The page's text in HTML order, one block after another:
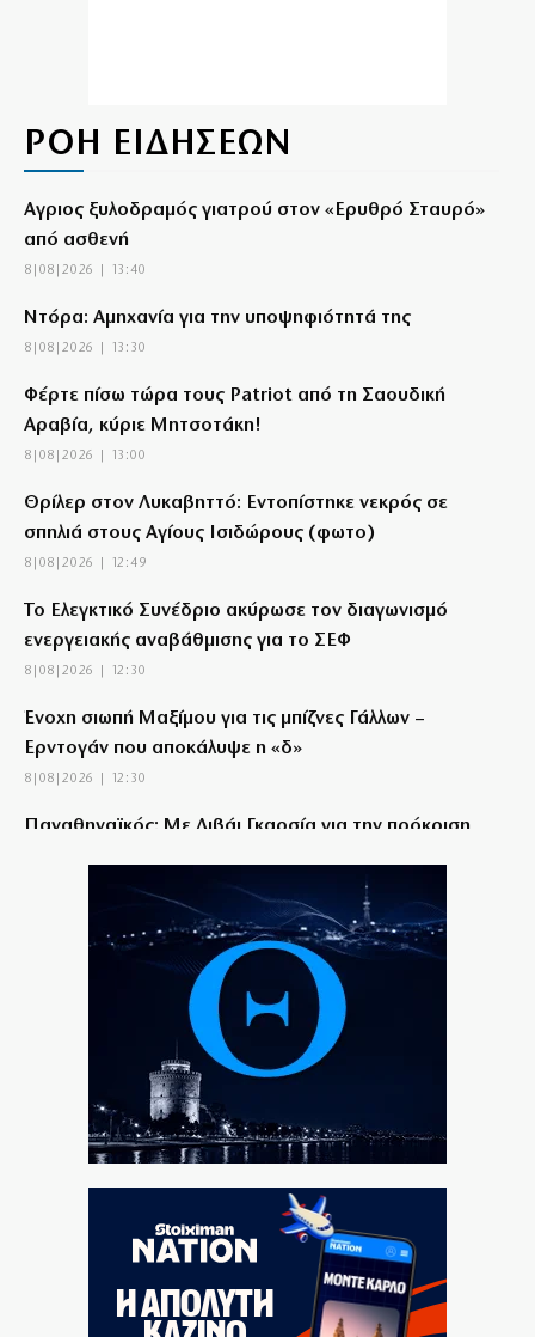
ΡΟΗ ΕΙΔΗΣΕΩΝ
Αγριος ξυλοδραμός γιατρού στον «Ερυθρό Σταυρό»
από ασθενή
8|08|2026 | 13:40
Ντόρα: Αμηχανία για την υποψηφιότητά της
8|08|2026 | 13:30
Φέρτε πίσω τώρα τους Patriot από τη Σαουδική
Αραβία, κύριε Μητσοτάκη!
8|08|2026 | 13:00
Θρίλερ στον Λυκαβηττό: Εντοπίστηκε νεκρός σε
σπηλιά στους Αγίους Ισιδώρους (φωτο)
8|08|2026 | 12:49
Το Ελεγκτικό Συνέδριο ακύρωσε τον διαγωνισμό
ενεργειακής αναβάθμισης για το ΣΕΦ
8|08|2026 | 12:30
Ένοχη σιωπή Μαξίμου για τις μπίζνες Γάλλων –
Ερντογάν που αποκάλυψε η «δ»
8|08|2026 | 12:30
Παναθηναϊκός: Με Λιβάι Γκαρσία για την πρόκριση
8|08|2026 | 12:05
Σταύρος Παπασταύρου: Η πιο σκανδαλώδης από
όλες τις αποστολές του
Τουρκική πρόκληση: Αμφισβητούν την κυριαρχία των
8|08|2026 | 11:45
Ηλιόπουλος σε Μάγερ: «Βλέπω το βλέμμα της τίγρης
Ο Μητσοτάκης έπιασε πάτο με το… σπαθί του!
8|08|2026 | 11:29